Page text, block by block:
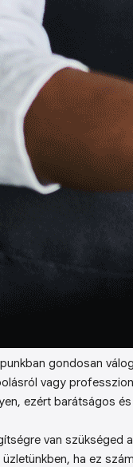
gondosan
vagy
ezért barátságos
van szükséged
ha ez